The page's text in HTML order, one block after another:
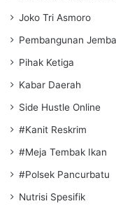
Joko Tri Asmoro
Pembangunan
Pihak Ketiga
Kabar Daerah
Side Hustle Online
#Kanit Reskrim
#Meja Tembak Ikan
#Polsek Pancurbatu
Nutrisi Spesifik